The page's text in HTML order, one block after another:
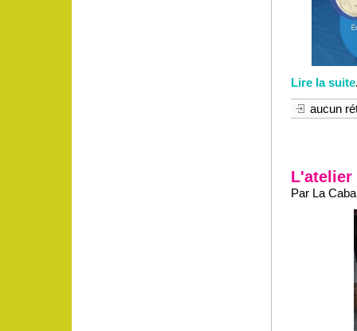
Lire la suite
aucun
L'atelier
Par La